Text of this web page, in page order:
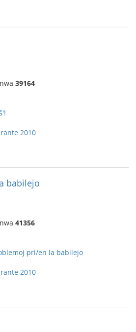
39164
2010
babilejo
41356
pri/en la babilejo
2010